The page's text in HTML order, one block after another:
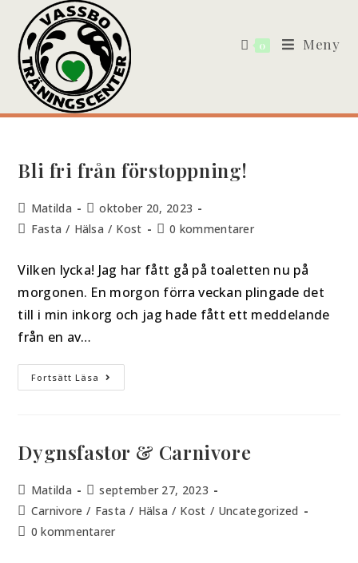
0 Meny
Bli fri från förstoppning!
Matilda
oktober 20, 2023
Fasta / Hälsa / Kost 0 kommentarer
Vilken lycka! Jag har fått gå på toaletten nu på
morgonen. En morgon förra veckan plingade det
till i min inkorg och jag hade fått ett meddelande
från en av…
Fortsätt Läsa
Dygnsfastor & Carnivore
Matilda
september 27, 2023
Carnivore / Fasta / Hälsa / Kost / Uncategorized
0 kommentarer